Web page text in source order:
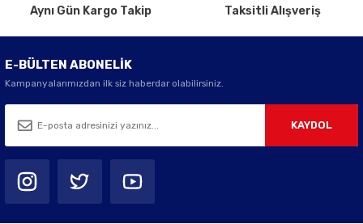
Aynı Gün Kargo Takip Taksitli Alışveriş
E-BÜLTEN ABONELİK
Kampanyalarımızdan ilk siz haberdar olabilirsiniz.
KAYDOL